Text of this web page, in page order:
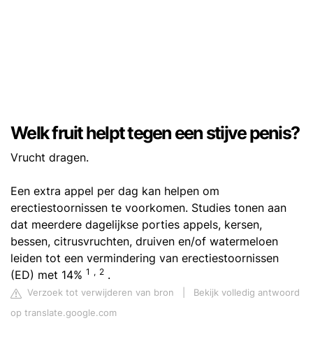
Welk fruit helpt tegen een stijve penis?
Vrucht dragen.
Een extra appel per dag kan helpen om
erectiestoornissen te voorkomen. Studies tonen aan
dat meerdere dagelijkse porties appels, kersen,
bessen, citrusvruchten, druiven en/of watermeloen
leiden tot een vermindering van erectiestoornissen
(ED) met 14% 1 , 2 .
Verzoek tot verwijderen van bron
Bekijk volledig antwoord
op translate.google.com